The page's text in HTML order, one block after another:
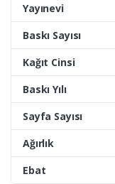
Yayınevi
Baskı Sayısı
Kağıt Cinsi
Baskı Yılı
Sayfa Sayısı
Ağırlık
Ebat